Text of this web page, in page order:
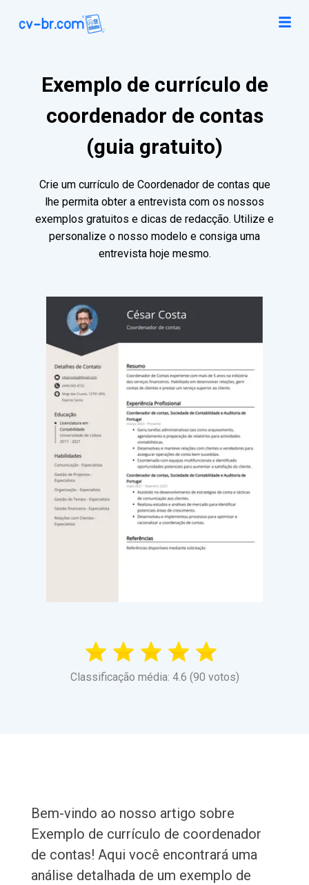
Exemplo de currículo de
coordenador de contas
(guia gratuito)
Crie um currículo de Coordenador de contas que
lhe permita obter a entrevista com os nossos
exemplos gratuitos e dicas de redacção. Utilize e
personalize o nosso modelo e consiga uma
entrevista hoje mesmo.
Classificação média: 4.6 (90 votos)
Bem-vindo ao nosso artigo sobre
Exemplo de currículo de coordenador
de contas! Aqui você encontrará uma
análise detalhada de um exemplo de